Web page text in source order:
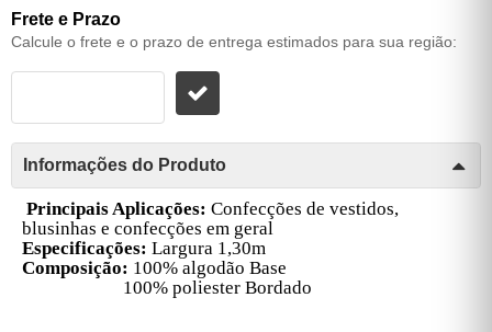
Frete e Prazo
Calcule o frete e o prazo de entrega estimados para sua região:
Informações do Produto
Principais Aplicações: Confecções de vestidos,
blusinhas e confecções em geral
Especificações: Largura 1,30m
Composição: 100% algodão Base
100% poliester Bordado